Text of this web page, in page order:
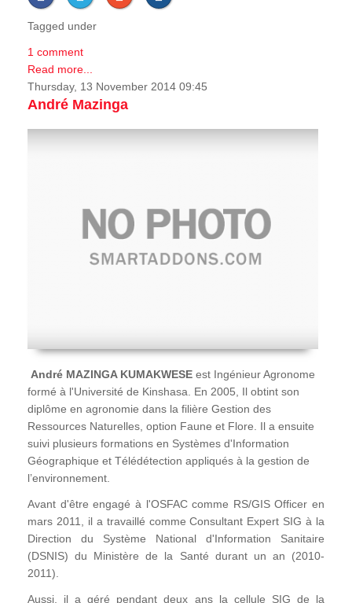
Tagged under
1 comment
Read more...
Thursday, 13 November 2014 09:45
André Mazinga
André MAZINGA KUMAKWESE est Ingénieur Agronome
formé à l'Université de Kinshasa. En 2005, Il obtint son
diplôme en agronomie dans la filière Gestion des
Ressources Naturelles, option Faune et Flore. Il a ensuite
suivi plusieurs formations en Systèmes d'Information
Géographique et Télédétection appliqués à la gestion de
l’environnement.
Avant d'être engagé à l'OSFAC comme RS/GIS Officer en
mars 2011, il a travaillé comme Consultant Expert SIG à la
Direction du Système National d'Information Sanitaire
(DSNIS) du Ministère de la Santé durant un an (2010-
2011).
Aussi, il a géré pendant deux ans la cellule SIG de la